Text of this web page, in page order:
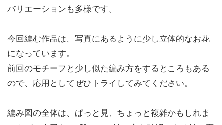
バリエーションも多様です。
今回編む作品は、写真にあるように少し立体的なお花
になっています。
前回のモチーフと少し似た編み方をするところもある
ので、応用としてぜひトライしてみてください。
編み図の全体は、ぱっと見、ちょっと複雑かもしれま